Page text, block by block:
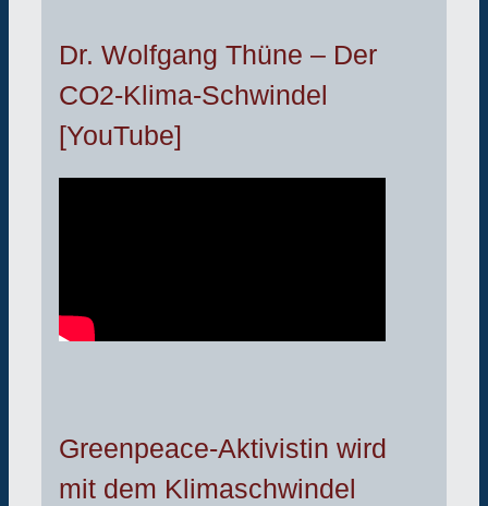
Dr. Wolfgang Thüne – Der
CO2-Klima-Schwindel
[YouTube]
Greenpeace-Aktivistin wird
mit dem Klimaschwindel